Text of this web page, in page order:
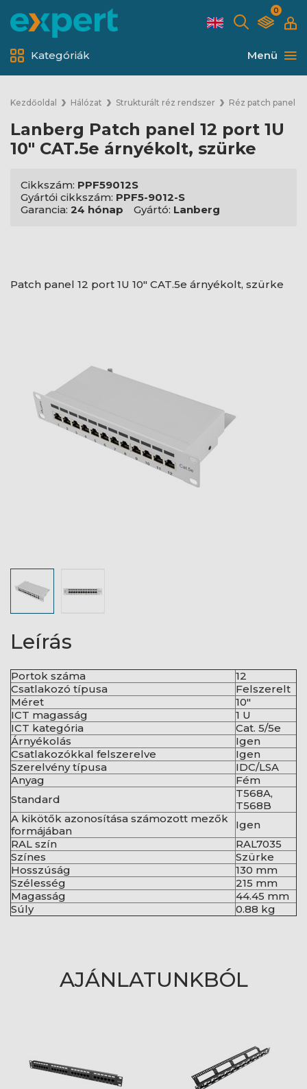
0
Menü
Kategóriák
Kezdőoldal Hálózat Strukturált réz rendszer Réz patch panel
Lanberg Patch panel 12 port 1U
10" CAT.5e árnyékolt, szürke
Cikkszám: PPF59012S
Gyártói cikkszám: PPF5-9012-S
Garancia: 24 hónap Gyártó: Lanberg
Patch panel 12 port 1U 10" CAT.5e árnyékolt, szürke
Leírás
Portok száma
12
Csatlakozó típusa
Felszerelt
Méret
10"
ICT magasság
1 U
ICT kategória
Cat. 5/5e
Árnyékolás
Igen
Csatlakozókkal felszerelve
Igen
Szerelvény típusa
IDC/LSA
Anyag
Fém
Standard
T568A,
T568B
A kikötők azonosítása számozott mezők
formájában
Igen
RAL szín
RAL7035
Színes
Szürke
Hosszúság
130 mm
Szélesség
215 mm
Magasság
44.45 mm
Súly
0.88 kg
AJÁNLATUNKBÓL